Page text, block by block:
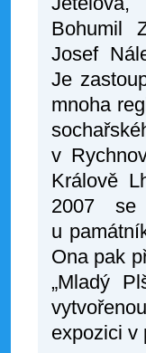
Bohumil
Josef
Je
mnoha
v
Králově
2007 se
u
Ona pak
„Mladý
expozici v